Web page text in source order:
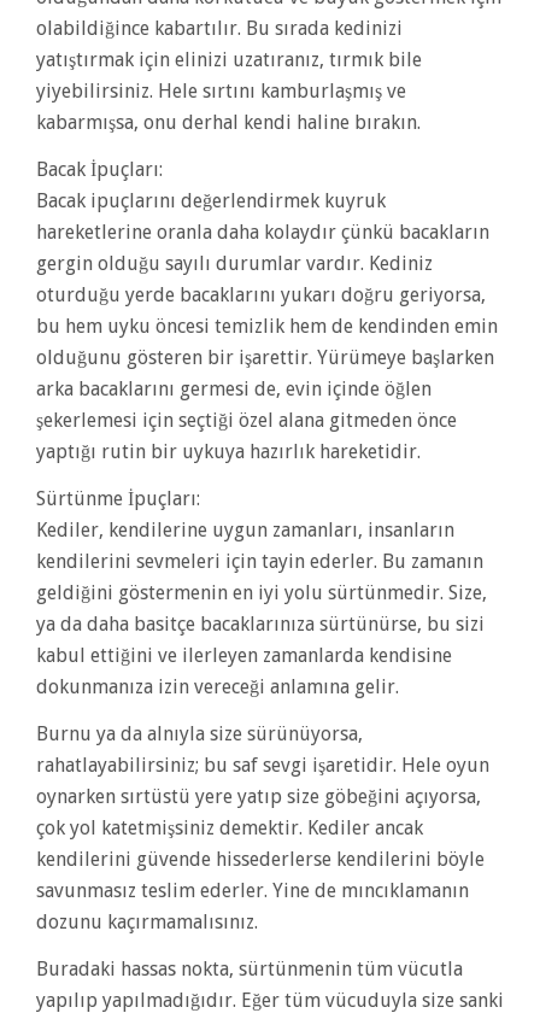
olabildiğince kabartılır. Bu sırada kedinizi
yatıştırmak için elinizi uzatıranız, tırmık bile
yiyebilirsiniz. Hele sırtını kamburlaşmış ve
kabarmışsa, onu derhal kendi haline bırakın.
Bacak İpuçları:
Bacak ipuçlarını değerlendirmek kuyruk
hareketlerine oranla daha kolaydır çünkü bacakların
gergin olduğu sayılı durumlar vardır. Kediniz
oturduğu yerde bacaklarını yukarı doğru geriyorsa,
bu hem uyku öncesi temizlik hem de kendinden emin
olduğunu gösteren bir işarettir. Yürümeye başlarken
arka bacaklarını germesi de, evin içinde öğlen
şekerlemesi için seçtiği özel alana gitmeden önce
yaptığı rutin bir uykuya hazırlık hareketidir.
Sürtünme İpuçları:
Kediler, kendilerine uygun zamanları, insanların
kendilerini sevmeleri için tayin ederler. Bu zamanın
geldiğini göstermenin en iyi yolu sürtünmedir. Size,
ya da daha basitçe bacaklarınıza sürtünürse, bu sizi
kabul ettiğini ve ilerleyen zamanlarda kendisine
dokunmanıza izin vereceği anlamına gelir.
Burnu ya da alnıyla size sürünüyorsa,
rahatlayabilirsiniz; bu saf sevgi işaretidir. Hele oyun
oynarken sırtüstü yere yatıp size göbeğini açıyorsa,
çok yol katetmişsiniz demektir. Kediler ancak
kendilerini güvende hissederlerse kendilerini böyle
savunmasız teslim ederler. Yine de mıncıklamanın
dozunu kaçırmamalısınız.
Buradaki hassas nokta, sürtünmenin tüm vücutla
yapılıp yapılmadığıdır. Eğer tüm vücuduyla size sanki